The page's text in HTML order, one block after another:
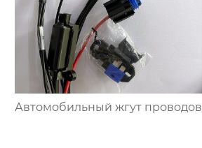
Автомобильный жгут проводов